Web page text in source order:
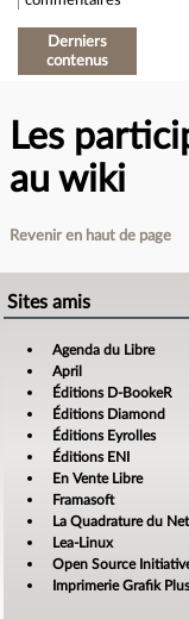
Derniers
contenus
Les
au wiki
Revenir en haut de page
Sites amis
Agenda du Libre
April
Éditions D-BookeR
Éditions Diamond
Éditions Eyrolles
Éditions ENI
En Vente Libre
Framasoft
La Quadrature du Net
Lea-Linux
Open Source
Imprimerie Grafik